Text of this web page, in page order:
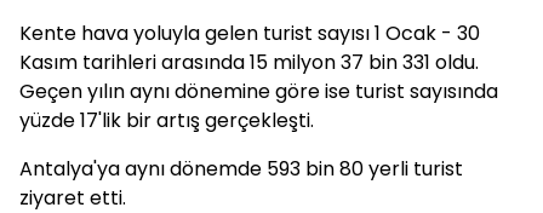
Kente hava yoluyla gelen turist sayısı 1 Ocak - 30
Kasım tarihleri arasında 15 milyon 37 bin 331 oldu.
Geçen yılın aynı dönemine göre ise turist sayısında
yüzde 17'lik bir artış gerçekleşti.
Antalya'ya aynı dönemde 593 bin 80 yerli turist
ziyaret etti.